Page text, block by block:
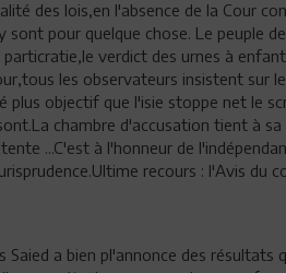
des lois,en l'absence de la Cour
pour quelque chose. Le peuple
verdict des urnes à
les observateurs insistent sur
plus objectif que l'isie stoppe net le
chambre d'accusation tient à
...C'est à l'honneur de
recours : l'Avis du
Saied a bien pl'annonce des résultats